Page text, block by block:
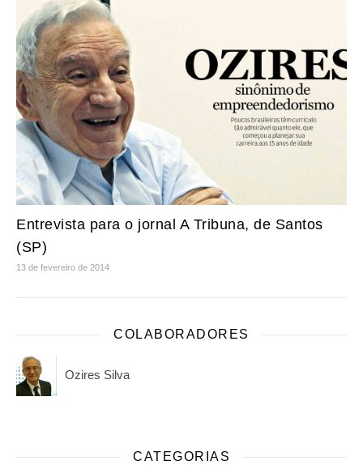
Entrevista para o jornal A Tribuna, de Santos
(SP)
13 de fevereiro de 2014
COLABORADORES
Ozires Silva
CATEGORIAS